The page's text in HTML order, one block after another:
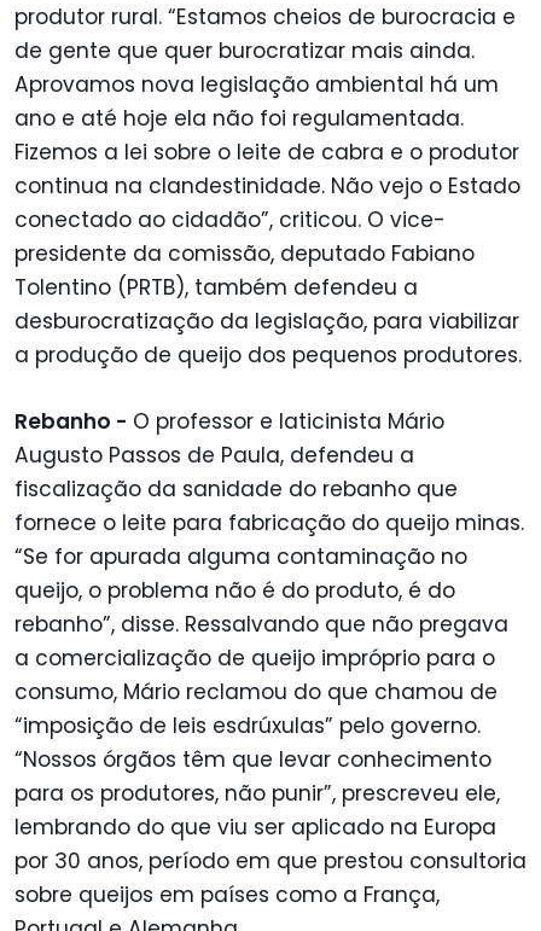
produtor rural. “Estamos cheios de burocracia e
de gente que quer burocratizar mais ainda.
Aprovamos nova legislação ambiental há um
ano e até hoje ela não foi regulamentada.
Fizemos a lei sobre o leite de cabra e o produtor
continua na clandestinidade. Não vejo o Estado
conectado ao cidadão”, criticou. O vice-
presidente da comissão, deputado Fabiano
Tolentino (PRTB), também defendeu a
desburocratização da legislação, para viabilizar
a produção de queijo dos pequenos produtores.
Rebanho - O professor e laticinista Mário
Augusto Passos de Paula, defendeu a
fiscalização da sanidade do rebanho que
fornece o leite para fabricação do queijo minas.
“Se for apurada alguma contaminação no
queijo, o problema não é do produto, é do
rebanho”, disse. Ressalvando que não pregava
a comercialização de queijo impróprio para o
consumo, Mário reclamou do que chamou de
“imposição de leis esdrúxulas” pelo governo.
“Nossos órgãos têm que levar conhecimento
para os produtores, não punir”, prescreveu ele,
lembrando do que viu ser aplicado na Europa
por 30 anos, período em que prestou consultoria
sobre queijos em países como a França,